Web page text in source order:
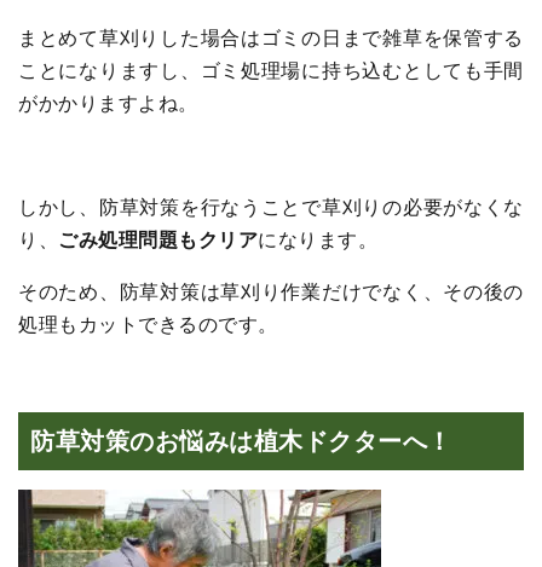
まとめて草刈りした場合はゴミの日まで雑草を保管する
ことになりますし、ゴミ処理場に持ち込むとしても手間
がかかりますよね。
しかし、防草対策を行なうことで草刈りの必要がなくな
り、 ごみ処理問題もクリアになります。
そのため、防草対策は草刈り作業だけでなく、その後の
処理もカットできるのです。
防草対策のお悩みは植木ドクターへ！